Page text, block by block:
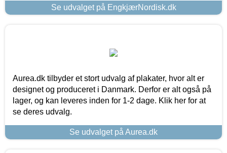
Se udvalget på EngkjærNordisk.dk
Aurea.dk tilbyder et stort udvalg af plakater, hvor alt er
designet og produceret i Danmark. Derfor er alt også på
lager, og kan leveres inden for 1-2 dage. Klik her for at
se deres udvalg.
Se udvalget på Aurea.dk